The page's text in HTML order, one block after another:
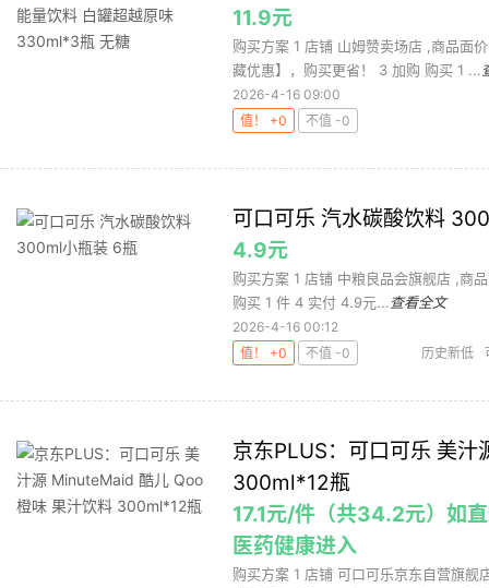
11.9元
购买方案 1 店铺 山姆赞卖场店 ,商品面
藏优惠】，购买更省！ 3 加购 购买 1 ...
2026-4-16 09:00
值！ +0
不值 -0
可口可乐 汽水碳酸饮料
4.9元
购买方案 1 店铺 中粮良品会旗舰店 ,商
购买 1 件 4 实付 4.9元... 查看全文
2026-4-16 00:12
值！ +0
不值 -0 历史新低
京东PLUS：可口可乐 美
300ml*12瓶
17.1元/件（共34.2元）如
医药健康进入
购买方案 1 店铺 可口可乐京东自营旗